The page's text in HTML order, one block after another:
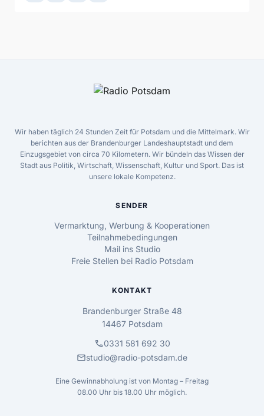
Wir haben täglich 24 Stunden Zeit für Potsdam und die Mittelmark. Wir
berichten aus der Brandenburger Landeshauptstadt und dem
Einzugsgebiet von circa 70 Kilometern. Wir bündeln das Wissen der
Stadt aus Politik, Wirtschaft, Wissenschaft, Kultur und Sport. Das ist
unsere lokale Kompetenz.
SENDER
Vermarktung, Werbung & Kooperationen
Teilnahmebedingungen
Mail ins Studio
Freie Stellen bei Radio Potsdam
KONTAKT
Brandenburger Straße 48
14467 Potsdam
call0331 581 692 30
mailstudio@radio-potsdam.de
Eine Gewinnabholung ist von Montag – Freitag
08.00 Uhr bis 18.00 Uhr möglich.